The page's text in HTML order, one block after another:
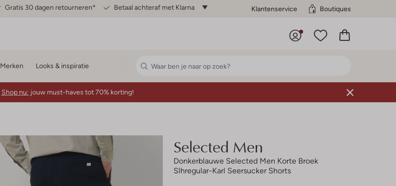
Gratis 30 dagen retourneren* Betaal achteraf met Klarna Klantenservice Boutiques
Merken Looks & inspiratie
Shop nu: jouw must-haves tot 70% korting!
Selected Men
Donkerblauwe Selected Men Korte Broek
Slhregular-Karl Seersucker Shorts